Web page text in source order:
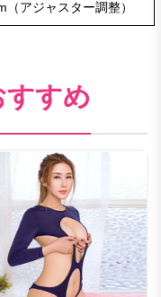
（アジャスター調整）
すすめ